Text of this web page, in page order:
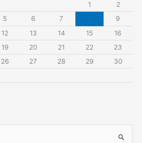
1
2
5 6 7
9
12 13 14 15
16
19 20 21 22
23
26 27 28 29
30